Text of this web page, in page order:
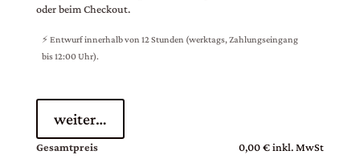
oder beim Checkout.
⚡ Entwurf innerhalb von 12 Stunden (werktags, Zahlungseingang
bis 12:00 Uhr).
weiter…
Gesamtpreis 0,00 € inkl. MwSt